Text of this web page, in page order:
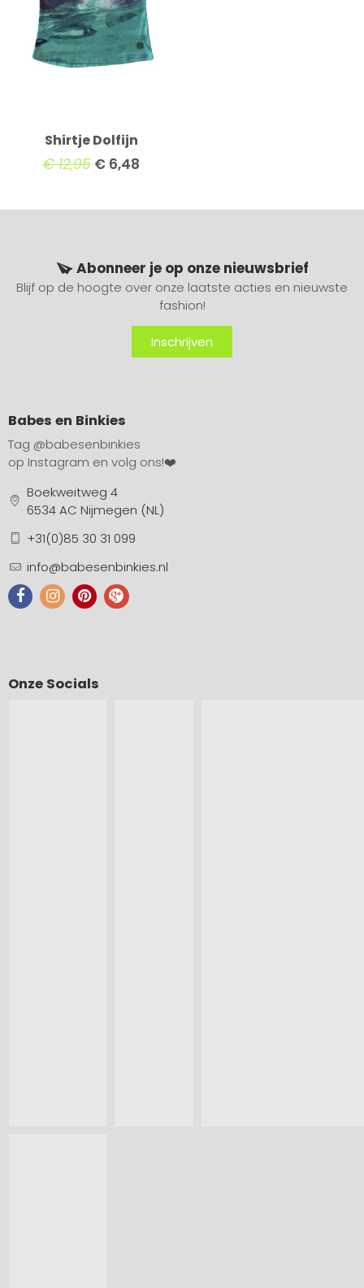
Shirtje Dolfijn
€12,95 €6,48
Abonneer je op onze nieuwsbrief
Blijf op de hoogte over onze laatste acties en nieuwste
fashion!
Inschrijven
Babes en Binkies
Tag @babesenbinkies
op Instagram en volg ons!❤️
Boekweitweg 4
6534 AC Nijmegen (NL)
+31(0)85 30 31 099
info@babesenbinkies.nl
Onze Socials